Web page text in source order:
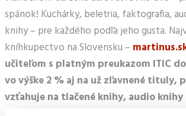
spánok! Kuchárky, beletria, faktografia,
knihy – pre každého podľa jeho gusta.
kníhkupectvo na Slovensku –
učiteľom s platným preukazom ITIC
vo výške 2 % aj na už zľavnené tituly,
vzťahuje na tlačené knihy, audio